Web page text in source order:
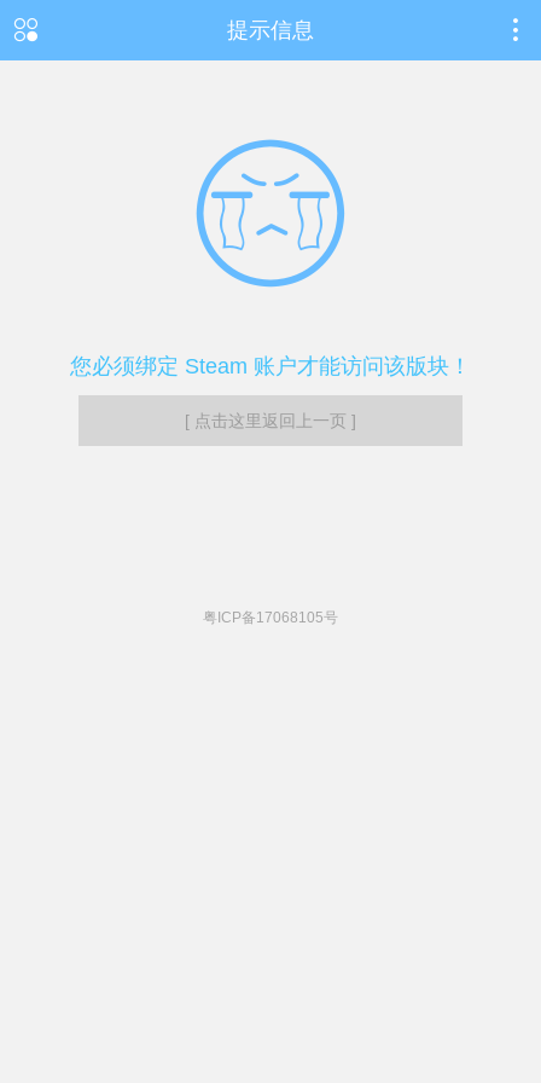
提示信息
您必须绑定 Steam 账户才能访问该版块！
[ 点击这里返回上一页 ]
粤ICP备17068105号